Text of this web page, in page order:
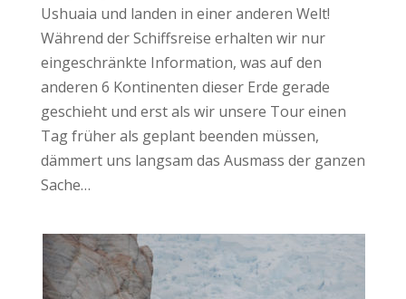
Ushuaia und landen in einer anderen Welt!
Während der Schiffsreise erhalten wir nur
eingeschränkte Information, was auf den
anderen 6 Kontinenten dieser Erde gerade
geschieht und erst als wir unsere Tour einen
Tag früher als geplant beenden müssen,
dämmert uns langsam das Ausmass der ganzen
Sache…